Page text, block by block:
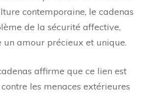
contemporaine, le cadenas
de la sécurité affective,
amour précieux et unique.
affirme que ce lien est
les menaces extérieures